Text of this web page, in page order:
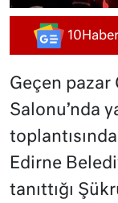
Geçen pazar
Salonu’nda
Edirne
tanıttığı